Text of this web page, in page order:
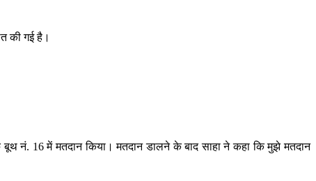
की गई है।
बूथ नं. 16 में मतदान किया। मतदान डालने के बाद साहा ने कहा कि मुझे मतदान